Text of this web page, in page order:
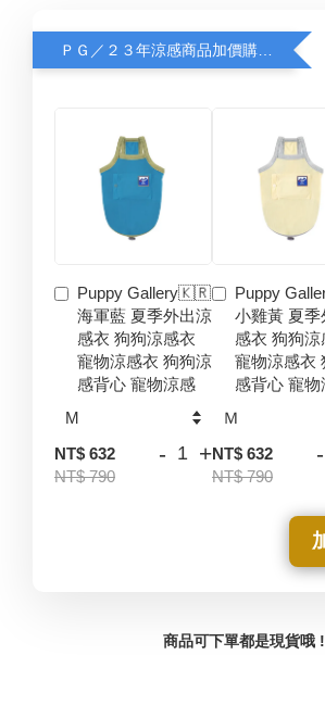
ＰＧ／２３年涼感商品加價購８折
Puppy Gallery🇰🇷
海軍藍 夏季外出涼
感衣 狗狗涼感衣
寵物涼感衣 狗狗涼
感背心 寵物涼感
NT$ 632
NT$ 790
- +
Puppy
小雞黃 夏季
感衣 狗狗涼
寵物涼感衣
感背心 寵物
NT$ 632
NT$ 790
-
商品可下單都是現貨哦 !